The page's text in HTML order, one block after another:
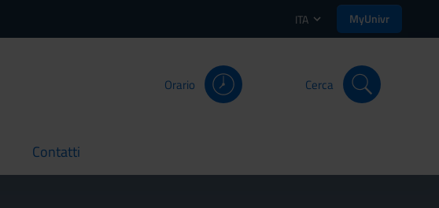
ITA MyUnivr
Orario Cerca
Contatti
current